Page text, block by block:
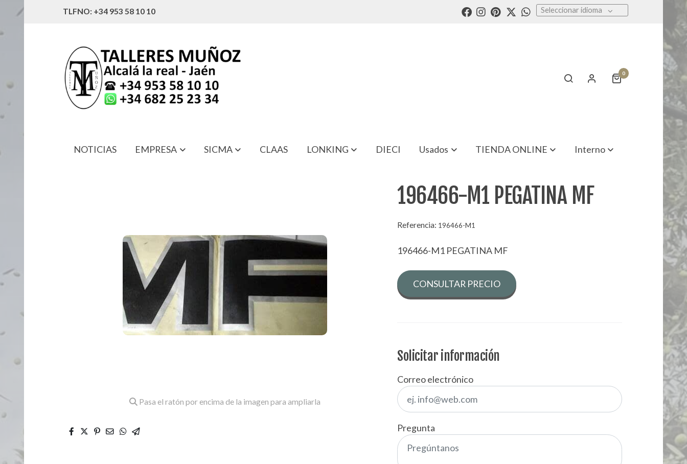
TLFNO: +34 953 58 10 10 Seleccionar idioma
0
NOTICIAS EMPRESA SICMA CLAAS LONKING DIECI Usados TIENDA ONLINE Interno
196466-M1 PEGATINA MF
Pasa el ratón por encima de la imagen para ampliarla
196466-M1 PEGATINA MF
Referencia: 196466-M1
196466-M1 PEGATINA MF
CONSULTAR PRECIO
Solicitar información
Correo electrónico
Pregunta